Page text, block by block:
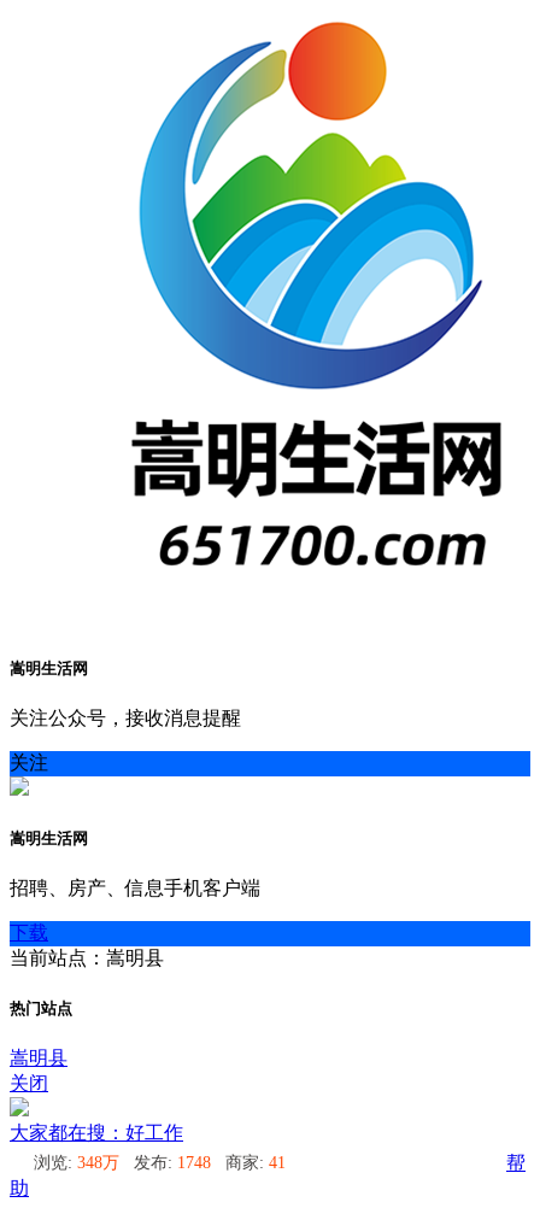
嵩明生活网
关注公众号，接收消息提醒
关注
嵩明生活网
招聘、房产、信息手机客户端
下载
当前站点：嵩明县
热门站点
嵩明县
关闭
大家都在搜：好工作
浏览: 348万 发布: 1748 商家: 41
帮
助